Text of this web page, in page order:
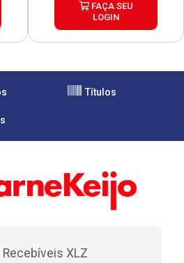
FAÇA SEU
LOGIN
Títulos
Recebíveis XLZ